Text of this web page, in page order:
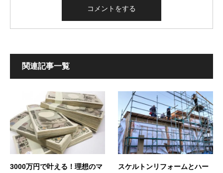
関連記事一覧
3000万円で叶える！理想のマ
スケルトンリフォームとハー